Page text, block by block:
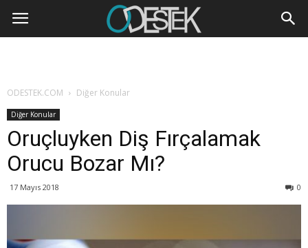
ODESTEK.COM Diğer Konular
Diğer Konular
Oruçluyken Diş Fırçalamak
Orucu Bozar Mı?
17 Mayıs 2018 0